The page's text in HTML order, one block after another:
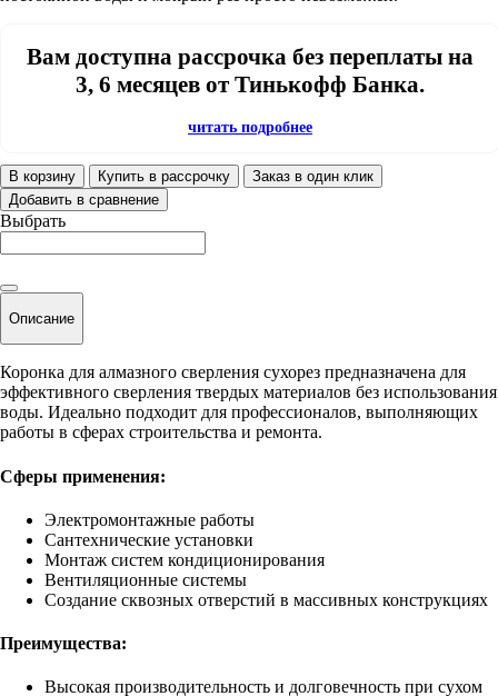
Вам доступна рассрочка без переплаты на
3, 6 месяцев от Тинькофф Банка.
читать подробнее
В корзину Купить в рассрочку
Заказ в один клик
Добавить в сравнение
Выбрать
Описание
Коронка для алмазного сверления сухорез предназначена для
эффективного сверления твердых материалов без использования
воды. Идеально подходит для профессионалов, выполняющих
работы в сферах строительства и ремонта.
Сферы применения:
Электромонтажные работы
Сантехнические установки
Монтаж систем кондиционирования
Вентиляционные системы
Создание сквозных отверстий в массивных конструкциях
Преимущества:
Высокая производительность и долговечность при сухом